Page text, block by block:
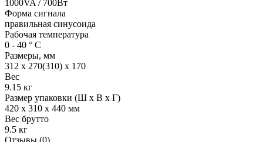
1000VA / 700Вт
Форма сигнала
правильная синусоида
Рабочая температура
0 - 40 ° С
Размеры, мм
312 х 270(310) х 170
Вес
9.15 кг
Размер упаковки (Ш х В х Г)
420 x 310 x 440 мм
Вес брутто
9.5 кг
Отзывы (0)